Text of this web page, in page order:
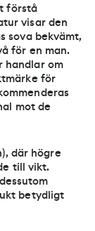
förstå
visar den
sova bekvämt,
för en man.
handlar om
för
mot de
där högre
till vikt.
betydligt